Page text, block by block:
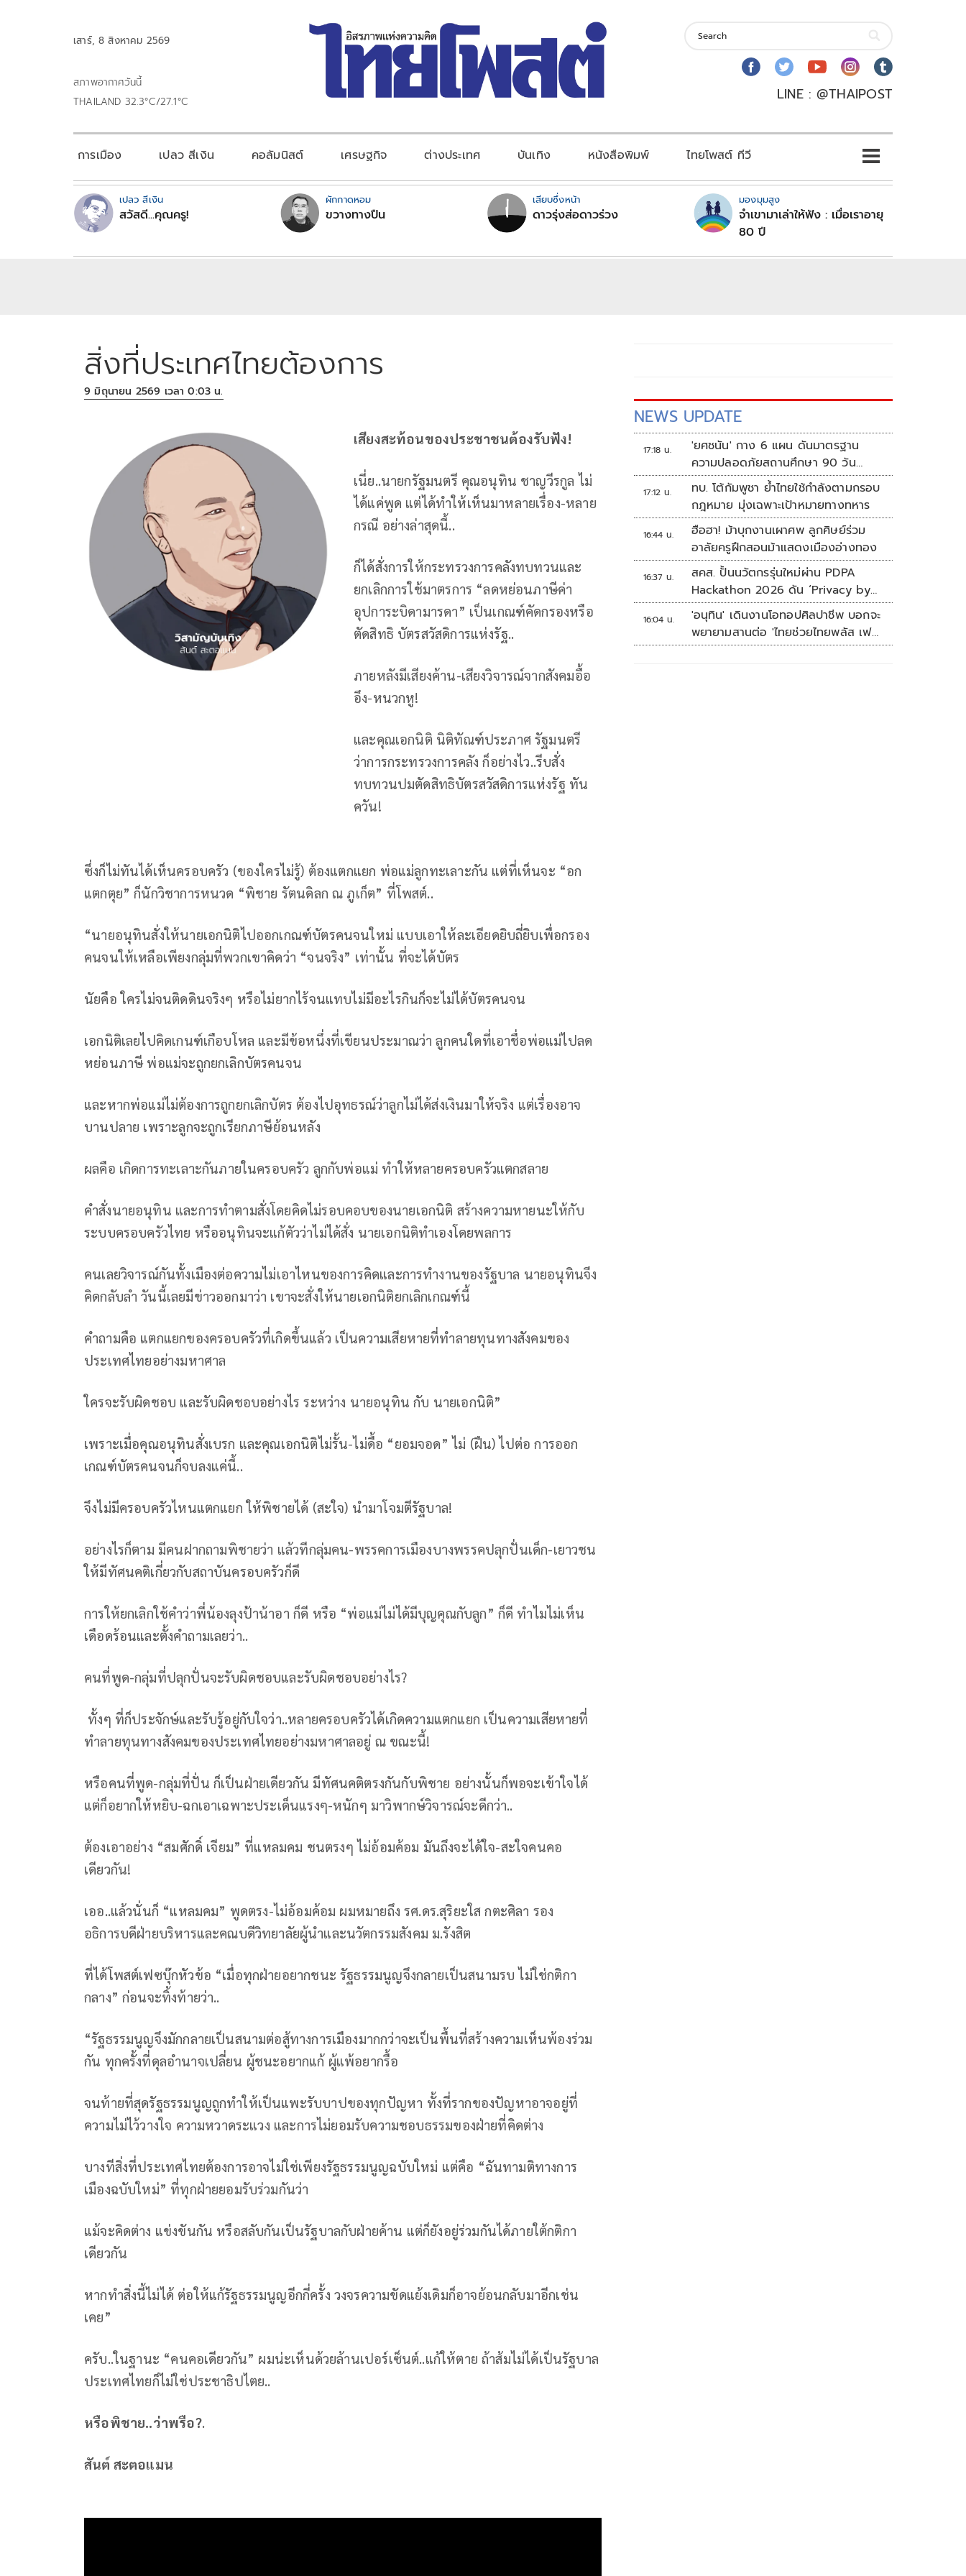
เสาร์, 8 สิงหาคม 2569
สภาพอากาศวันนี้
THAILAND 32.3°C/27.1°C
LINE : @THAIPOST
การเมือง เปลว สีเงิน คอลัมนิสต์ เศรษฐกิจ ต่างประเทศ บันเทิง หนังสือพิมพ์ ไทยโพสต์ ทีวี
เปลว สีเงิน
สวัสดี...คุณครู!
ผักกาดหอม
ขวางทางปืน
เสียบซึ่งหน้า
ดาวรุ่งส่อดาวร่วง
มองมุมสูง
จำเขามาเล่าให้ฟัง : เมื่อเราอายุ
80 ปี
สิ่งที่ประเทศไทยต้องการ
9 มิถุนายน 2569 เวลา 0:03 น.
เสียงสะท้อนของประชาชนต้องรับฟัง!
เนี่ย..นายกรัฐมนตรี คุณอนุทิน ชาญวีรกูล ไม่
ได้แค่พูด แต่ได้ทำให้เห็นมาหลายเรื่อง-หลาย
กรณี อย่างล่าสุดนี้..
ก็ได้สั่งการให้กระทรวงการคลังทบทวนและ
ยกเลิกการใช้มาตรการ “ลดหย่อนภาษีค่า
อุปการะบิดามารดา” เป็นเกณฑ์คัดกรองหรือ
ตัดสิทธิ บัตรสวัสดิการแห่งรัฐ..
ภายหลังมีเสียงค้าน-เสียงวิจารณ์จากสังคมอื้อ
อึง-หนวกหู!
และคุณเอกนิติ นิติทัณฑ์ประภาศ รัฐมนตรี
ว่าการกระทรวงการคลัง ก็อย่างไว..รีบสั่ง
ทบทวนปมตัดสิทธิบัตรสวัสดิการแห่งรัฐ ทัน
ควัน!
ซึ่งก็ไม่ทันได้เห็นครอบครัว (ของใครไม่รู้) ต้องแตกแยก พ่อแม่ลูกทะเลาะกัน แต่ที่เห็นจะ “อก
แตกตุย” ก็นักวิชาการหนวด “พิชาย รัตนดิลก ณ ภูเก็ต” ที่โพสต์..
“นายอนุทินสั่งให้นายเอกนิติไปออกเกณฑ์บัตรคนจนใหม่ แบบเอาให้ละเอียดยิบถี่ยิบเพื่อกรอง
คนจนให้เหลือเพียงกลุ่มที่พวกเขาคิดว่า “จนจริง” เท่านั้น ที่จะได้บัตร
นัยคือ ใครไม่จนติดดินจริงๆ หรือไม่ยากไร้จนแทบไม่มีอะไรกินก็จะไม่ได้บัตรคนจน
เอกนิติเลยไปคิดเกนฑ์เกือบโหล และมีข้อหนึ่งที่เขียนประมาณว่า ลูกคนใดที่เอาชื่อพ่อแม่ไปลด
หย่อนภาษี พ่อแม่จะถูกยกเลิกบัตรคนจน
และหากพ่อแม่ไม่ต้องการถูกยกเลิกบัตร ต้องไปอุทธรณ์ว่าลูกไม่ได้ส่งเงินมาให้จริง แต่เรื่องอาจ
บานปลาย เพราะลูกจะถูกเรียกภาษีย้อนหลัง
ผลคือ เกิดการทะเลาะกันภายในครอบครัว ลูกกับพ่อแม่ ทำให้หลายครอบครัวแตกสลาย
คำสั่งนายอนุทิน และการทำตามสั่งโดยคิดไม่รอบคอบของนายเอกนิติ สร้างความหายนะให้กับ
ระบบครอบครัวไทย หรืออนุทินจะแก้ตัวว่าไม่ได้สั่ง นายเอกนิติทำเองโดยพลการ
คนเลยวิจารณ์กันทั้งเมืองต่อความไม่เอาไหนของการคิดและการทำงานของรัฐบาล นายอนุทินจึง
คิดกลับลำ วันนี้เลยมีข่าวออกมาว่า เขาจะสั่งให้นายเอกนิติยกเลิกเกณฑ์นี้
คำถามคือ แตกแยกของครอบครัวที่เกิดขึ้นแล้ว เป็นความเสียหายที่ทำลายทุนทางสังคมของ
ประเทศไทยอย่างมหาศาล
ใครจะรับผิดชอบ และรับผิดชอบอย่างไร ระหว่าง นายอนุทิน กับ นายเอกนิติ”
เพราะเมื่อคุณอนุทินสั่งเบรก และคุณเอกนิติไม่รั้น-ไม่ดื้อ “ยอมจอด” ไม่ (ฝืน) ไปต่อ การออก
เกณฑ์บัตรคนจนก็จบลงแค่นี้..
จึงไม่มีครอบครัวไหนแตกแยก ให้พิชายได้ (สะใจ) นำมาโจมตีรัฐบาล!
อย่างไรก็ตาม มีคนฝากถามพิชายว่า แล้วทีกลุ่มคน-พรรคการเมืองบางพรรคปลุกปั่นเด็ก-เยาวชน
ให้มีทัศนคติเกี่ยวกับสถาบันครอบครัวก็ดี
การให้ยกเลิกใช้คำว่าพี่น้องลุงป้าน้าอา ก็ดี หรือ “พ่อแม่ไม่ได้มีบุญคุณกับลูก” ก็ดี ทำไมไม่เห็น
เดือดร้อนและตั้งคำถามเลยว่า..
คนที่พูด-กลุ่มที่ปลุกปั่นจะรับผิดชอบและรับผิดชอบอย่างไร?
ทั้งๆ ที่ก็ประจักษ์และรับรู้อยู่กับใจว่า..หลายครอบครัวได้เกิดความแตกแยก เป็นความเสียหายที่
ทำลายทุนทางสังคมของประเทศไทยอย่างมหาศาลอยู่ ณ ขณะนี้!
หรือคนที่พูด-กลุ่มที่ปั่น ก็เป็นฝ่ายเดียวกัน มีทัศนคติตรงกันกับพิชาย อย่างนั้นก็พอจะเข้าใจได้
แต่ก็อยากให้หยิบ-ฉกเอาเฉพาะประเด็นแรงๆ-หนักๆ มาวิพากษ์วิจารณ์จะดีกว่า..
ต้องเอาอย่าง “สมศักดิ์ เจียม” ที่แหลมคม ชนตรงๆ ไม่อ้อมค้อม มันถึงจะได้ใจ-สะใจคนคอ
เดียวกัน!
เออ..แล้วนั่นก็ “แหลมคม” พูดตรง-ไม่อ้อมค้อม ผมหมายถึง รศ.ดร.สุริยะใส กตะศิลา รอง
อธิการบดีฝ่ายบริหารและคณบดีวิทยาลัยผู้นำและนวัตกรรมสังคม ม.รังสิต
ที่ได้โพสต์เฟซบุ๊กหัวข้อ “เมื่อทุกฝ่ายอยากชนะ รัฐธรรมนูญจึงกลายเป็นสนามรบ ไม่ใช่กติกา
กลาง” ก่อนจะทิ้งท้ายว่า..
“รัฐธรรมนูญจึงมักกลายเป็นสนามต่อสู้ทางการเมืองมากกว่าจะเป็นพื้นที่สร้างความเห็นพ้องร่วม
กัน ทุกครั้งที่ดุลอำนาจเปลี่ยน ผู้ชนะอยากแก้ ผู้แพ้อยากรื้อ
จนท้ายที่สุดรัฐธรรมนูญถูกทำให้เป็นแพะรับบาปของทุกปัญหา ทั้งที่รากของปัญหาอาจอยู่ที่
ความไม่ไว้วางใจ ความหวาดระแวง และการไม่ยอมรับความชอบธรรมของฝ่ายที่คิดต่าง
บางทีสิ่งที่ประเทศไทยต้องการอาจไม่ใช่เพียงรัฐธรรมนูญฉบับใหม่ แต่คือ “ฉันทามติทางการ
เมืองฉบับใหม่” ที่ทุกฝ่ายยอมรับร่วมกันว่า
แม้จะคิดต่าง แข่งขันกัน หรือสลับกันเป็นรัฐบาลกับฝ่ายค้าน แต่ก็ยังอยู่ร่วมกันได้ภายใต้กติกา
เดียวกัน
หากทำสิ่งนี้ไม่ได้ ต่อให้แก้รัฐธรรมนูญอีกกี่ครั้ง วงจรความขัดแย้งเดิมก็อาจย้อนกลับมาอีกเช่น
เคย”
ครับ..ในฐานะ “คนคอเดียวกัน” ผมน่ะเห็นด้วยล้านเปอร์เซ็นต์..แก้ให้ตาย ถ้าส้มไม่ได้เป็นรัฐบาล
ประเทศไทยก็ไม่ใช่ประชาธิปไตย..
หรือพิชาย..ว่าพรือ?.
สันต์ สะตอแมน
NEWS UPDATE
17:18 น.
'ยศชนัน' กาง 6 แผน ดันมาตรฐาน
ความปลอดภัยสถานศึกษา 90 วัน
ป้องกันก่อเหตุรุนแรง
17:12 น.
ทบ. โต้กัมพูชา ย้ำไทยใช้กำลังตามกรอบ
กฎหมาย มุ่งเฉพาะเป้าหมายทางทหาร
16:44 น.
ฮือฮา! ม้าบุกงานเผาศพ ลูกศิษย์ร่วม
อาลัยครูฝึกสอนม้าแสดงเมืองอ่างทอง
16:37 น.
สคส. ปั้นนวัตกรรุ่นใหม่ผ่าน PDPA
Hackathon 2026 ดัน ‘Privacy by
Design for all’ สู่โซลูชันคุ้มครอง
ข้อมูลส่วนบุคคลที่ใช้ได้จริง
16:04 น.
'อนุทิน' เดินงานโอทอปศิลปาชีพ บอกจะ
พยายามสานต่อ 'ไทยช่วยไทยพลัส เฟส
2'